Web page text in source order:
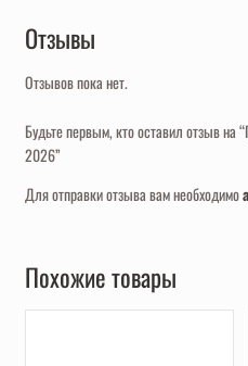
Отзывы
Отзывов пока нет.
Будьте первым, кто оставил отзыв на
2026”
Для отправки отзыва вам необходимо
Похожие товары